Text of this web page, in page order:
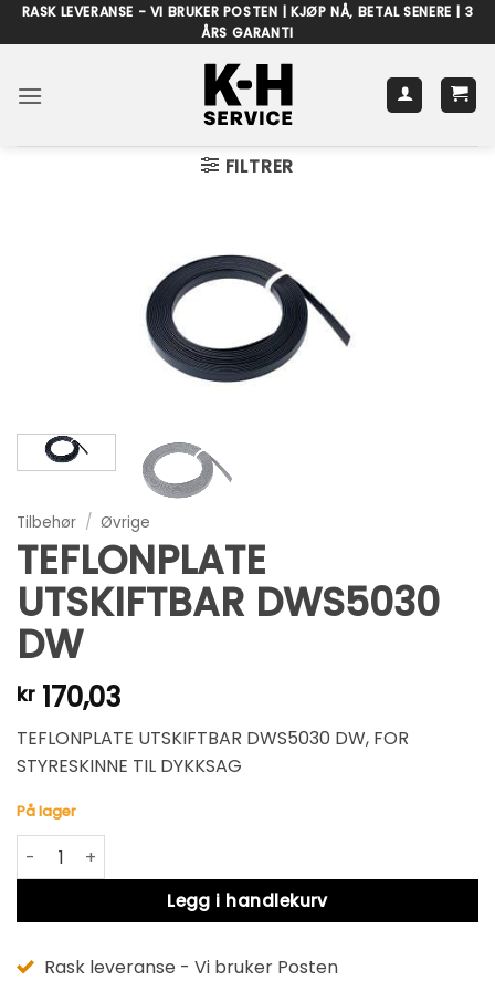
Skip
to
RASK LEVERANSE - VI BRUKER POSTEN | KJØP NÅ, BETAL SENERE | 3
ÅRS GARANTI
FILTRER
Tilbehør / Øvrige
TEFLONPLATE
UTSKIFTBAR DWS5030
DW
kr 170,03
TEFLONPLATE UTSKIFTBAR DWS5030 DW, FOR
STYRESKINNE TIL DYKKSAG
På lager
TEFLONPLATE UTSKIFTBAR DWS5030 DW antall
Legg i handlekurv
Alternative:
Rask leveranse - Vi bruker Posten